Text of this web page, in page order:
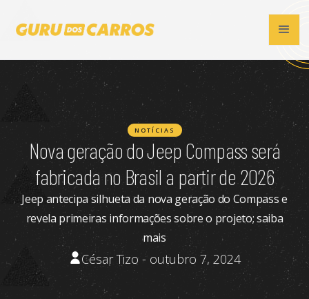
NOTÍCIAS
Nova geração do Jeep Compass será
fabricada no Brasil a partir de 2026
Jeep antecipa silhueta da nova geração do Compass e
revela primeiras informações sobre o projeto; saiba
mais
César Tizo - outubro 7, 2024